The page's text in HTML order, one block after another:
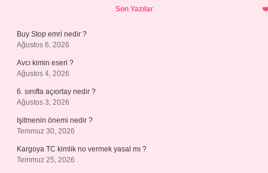
Son Yazılar
Buy Stop emri nedir ?
Ağustos 6, 2026
Avcı kimin eseri ?
Ağustos 4, 2026
6. sınıfta açıortay nedir ?
Ağustos 3, 2026
Işitmenin önemi nedir ?
Temmuz 30, 2026
Kargoya TC kimlik no vermek yasal mı ?
Temmuz 25, 2026